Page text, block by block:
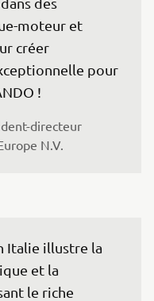
moteur et
créer
pour
!
directeur
N.V.
Italie illustre la
et la
le riche